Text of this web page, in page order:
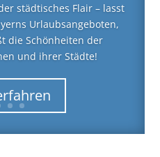
städtisches Flair – lasst
Urlaubsangeboten,
die Schönheiten der
und ihrer Städte!